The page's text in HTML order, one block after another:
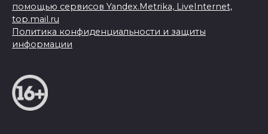
помощью сервисов Yandex.Metrika, LiveInternet,
top.mail.ru
Политика конфиденциальности и защиты
информации